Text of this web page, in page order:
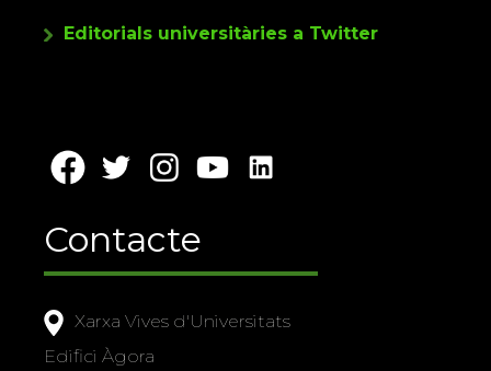
Editorials universitàries a Twitter
Contacte
Xarxa Vives d'Universitats
Edifici Àgora